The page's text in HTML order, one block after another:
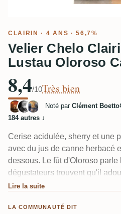
CLAIRIN · 4 ANS · 56,7%
Velier Chelo
Lustau Oloroso
8,4/10Très bien
Noté par Clément
184 autres ↓
Cerise acidulée, sherry et une
avec du jus de canne herbacé
dessous. Le fût d'Oloroso
dégustateurs trouvent qu'il
et quelques-uns auraient
se calmer. Un critique l'a
Lire la suite
LA COMMUNAUTÉ DIT